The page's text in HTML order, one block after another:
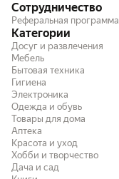
Сотрудничество
Реферальная программа
Категории
Досуг и развлечения
Мебель
Бытовая техника
Гигиена
Электроника
Одежда и обувь
Товары для дома
Аптека
Красота и уход
Хобби и творчество
Дача и сад